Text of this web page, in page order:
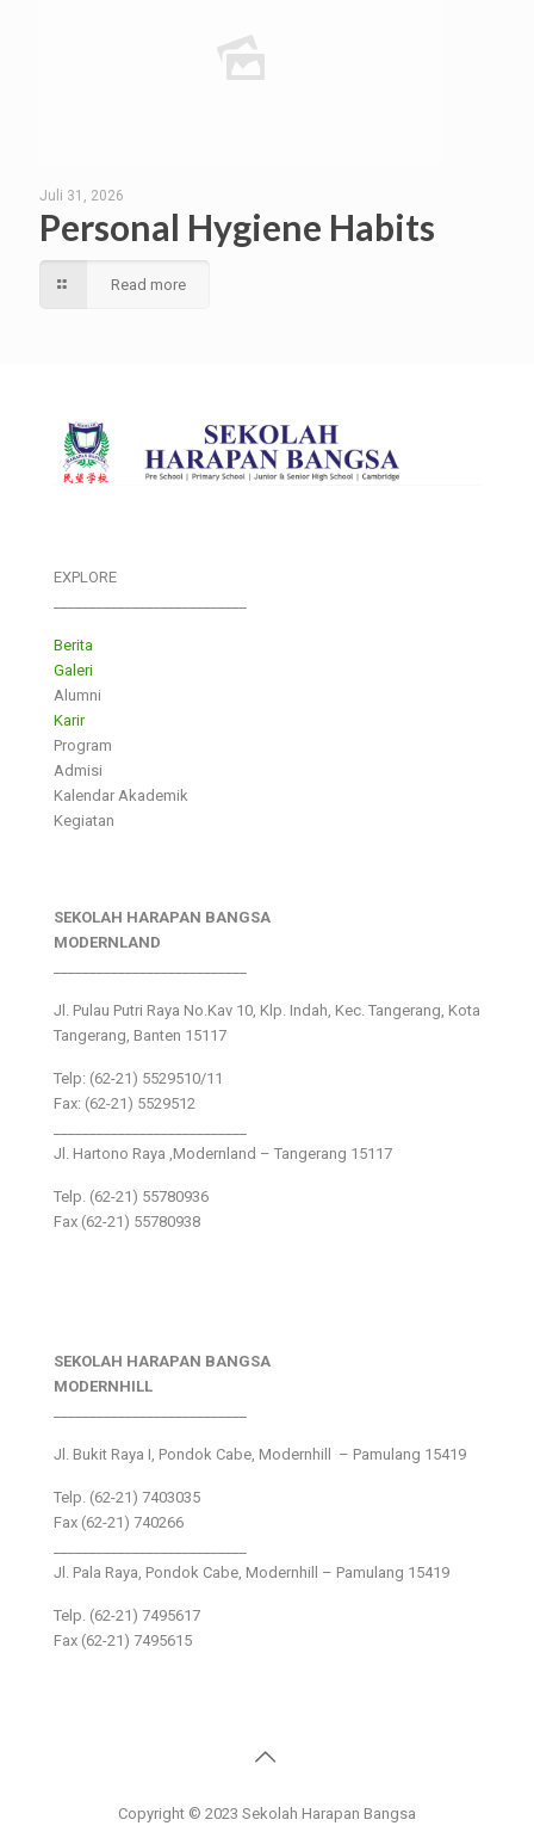
Juli 31, 2026
Personal Hygiene Habits
Read more
EXPLORE
Berita
Galeri
Alumni
Karir
Program
Admisi
Kalendar Akademik
Kegiatan
SEKOLAH HARAPAN BANGSA
MODERNLAND
Jl. Pulau Putri Raya No.Kav 10, Klp. Indah, Kec. Tangerang, Kota
Tangerang, Banten 15117
Telp: (62-21) 5529510/11
Fax: (62-21) 5529512
Jl. Hartono Raya ,Modernland – Tangerang 15117
Telp. (62-21) 55780936
Fax (62-21) 55780938
SEKOLAH HARAPAN BANGSA
MODERNHILL
Jl. Bukit Raya I, Pondok Cabe, Modernhill – Pamulang 15419
Telp. (62-21) 7403035
Fax (62-21) 740266
Jl. Pala Raya, Pondok Cabe, Modernhill – Pamulang 15419
Telp. (62-21) 7495617
Fax (62-21) 7495615
Copyright © 2023 Sekolah Harapan Bangsa